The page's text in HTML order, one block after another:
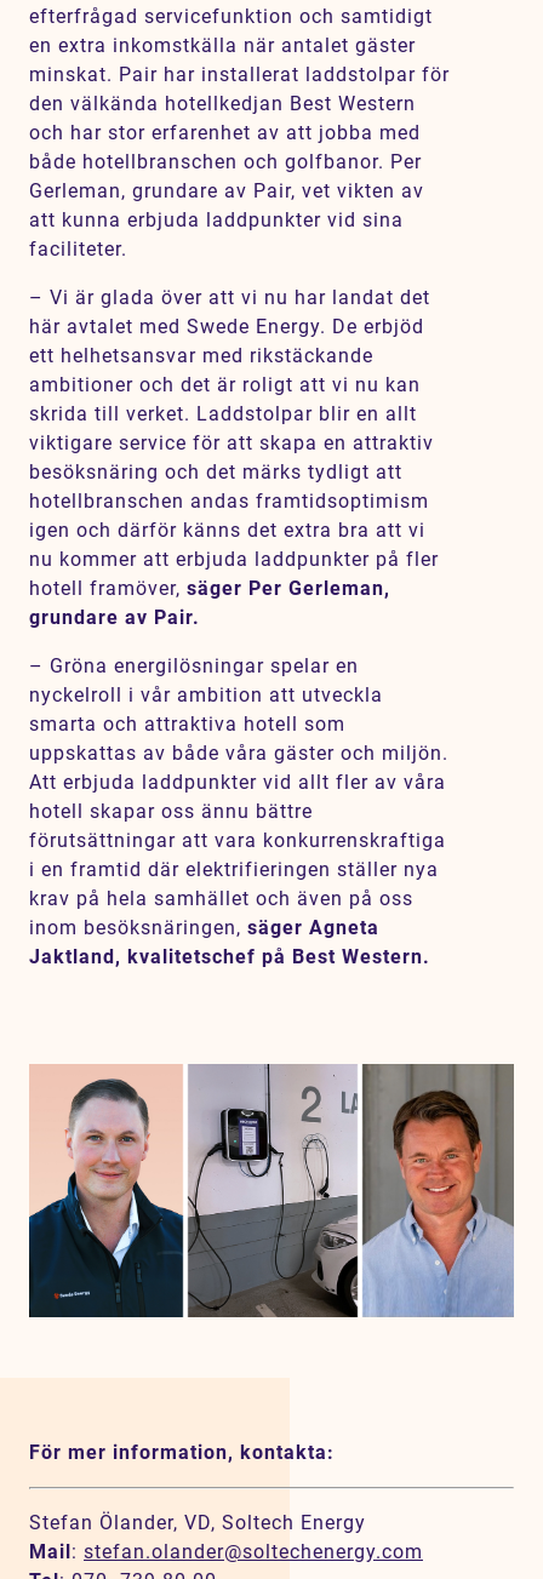
efterfrågad servicefunktion och samtidigt
en extra inkomstkälla när antalet gäster
minskat. Pair har installerat laddstolpar för
den välkända hotellkedjan Best Western
och har stor erfarenhet av att jobba med
både hotellbranschen och golfbanor. Per
Gerleman, grundare av Pair, vet vikten av
att kunna erbjuda laddpunkter vid sina
faciliteter.
– Vi är glada över att vi nu har landat det
här avtalet med Swede Energy. De erbjöd
ett helhetsansvar med rikstäckande
ambitioner och det är roligt att vi nu kan
skrida till verket. Laddstolpar blir en allt
viktigare service för att skapa en attraktiv
besöksnäring och det märks tydligt att
hotellbranschen andas framtidsoptimism
igen och därför känns det extra bra att vi
nu kommer att erbjuda laddpunkter på fler
hotell framöver, säger Per Gerleman,
grundare av Pair.
– Gröna energilösningar spelar en
nyckelroll i vår ambition att utveckla
smarta och attraktiva hotell som
uppskattas av både våra gäster och miljön.
Att erbjuda laddpunkter vid allt fler av våra
hotell skapar oss ännu bättre
förutsättningar att vara konkurrenskraftiga
i en framtid där elektrifieringen ställer nya
krav på hela samhället och även på oss
inom besöksnäringen, säger Agneta
Jaktland, kvalitetschef på Best Western.
För mer information, kontakta:
Stefan Ölander, VD, Soltech Energy
Mail: stefan.olander@soltechenergy.com